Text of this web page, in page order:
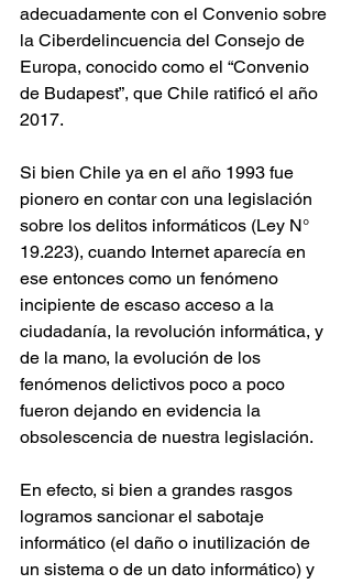
adecuadamente con el Convenio sobre
la Ciberdelincuencia del Consejo de
Europa, conocido como el “Convenio
de Budapest”, que Chile ratificó el año
2017.
Si bien Chile ya en el año 1993 fue
pionero en contar con una legislación
sobre los delitos informáticos (Ley N°
19.223), cuando Internet aparecía en
ese entonces como un fenómeno
incipiente de escaso acceso a la
ciudadanía, la revolución informática, y
de la mano, la evolución de los
fenómenos delictivos poco a poco
fueron dejando en evidencia la
obsolescencia de nuestra legislación.
En efecto, si bien a grandes rasgos
logramos sancionar el sabotaje
informático (el daño o inutilización de
un sistema o de un dato informático) y